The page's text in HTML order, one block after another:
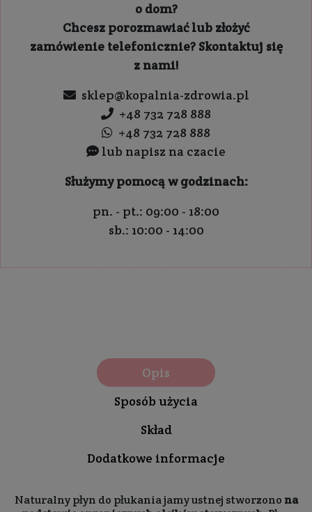
o dom?
Chcesz porozmawiać lub złożyć
zamówienie telefonicznie? Skontaktuj się
z nami!
sklep@kopalnia-zdrowia.pl
+48 732 728 888
+48 732 728 888
lub napisz na czacie
Służymy pomocą w godzinach:
pn. - pt.: 09:00 - 18:00
sb.: 10:00 - 14:00
Opis
Sposób użycia
Skład
Dodatkowe informacje
Naturalny płyn do płukania jamy ustnej stworzono na